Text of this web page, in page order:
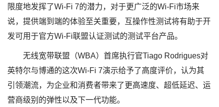
限度地发挥了Wi-Fi 7的潜力，对于更广泛的Wi-Fi市场来
说，提供端到端的体验至关重要，互操作性测试将有助于开
发可用于官方Wi-Fi联盟认证测试的测试平台产品。
无线宽带联盟（WBA）首席执行官Tiago Rodrigues对
英特尔与博通的这次Wi-Fi 7演示给予了高度评价，认为其
引领潮流，为企业和消费者带来了更高速度、超低延迟、运
营商级别的弹性以及下一代功能。